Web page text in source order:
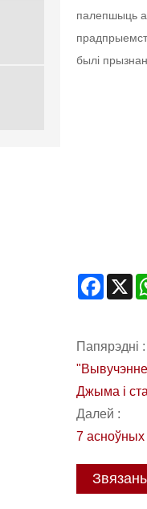
палепшыць
былі
X
Папярэдні :
Джыма і
Далей :
7 асноўных